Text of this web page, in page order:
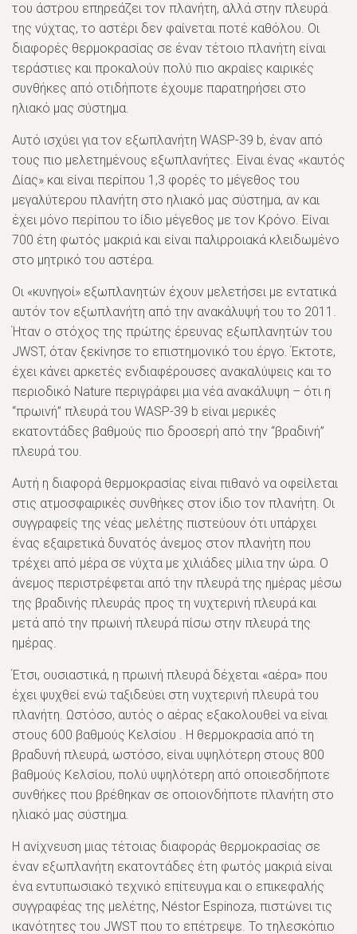
του άστρου επηρεάζει τον πλανήτη, αλλά στην πλευρά
της νύχτας, το αστέρι δεν φαίνεται ποτέ καθόλου. Οι
διαφορές θερμοκρασίας σε έναν τέτοιο πλανήτη είναι
τεράστιες και προκαλούν πολύ πιο ακραίες καιρικές
συνθήκες από οτιδήποτε έχουμε παρατηρήσει στο
ηλιακό μας σύστημα.
Αυτό ισχύει για τον εξωπλανήτη WASP-39 b, έναν από
τους πιο μελετημένους εξωπλανήτες. Είναι ένας «καυτός
Δίας» και είναι περίπου 1,3 φορές το μέγεθος του
μεγαλύτερου πλανήτη στο ηλιακό μας σύστημα, αν και
έχει μόνο περίπου το ίδιο μέγεθος με τον Κρόνο. Είναι
700 έτη φωτός μακριά και είναι παλιρροιακά κλειδωμένο
στο μητρικό του αστέρα.
Οι «κυνηγοί» εξωπλανητών έχουν μελετήσει με εντατικά
αυτόν τον εξωπλανήτη από την ανακάλυψή του το 2011.
Ήταν ο στόχος της πρώτης έρευνας εξωπλανητών του
JWST, όταν ξεκίνησε το επιστημονικό του έργο. Έκτοτε,
έχει κάνει αρκετές ενδιαφέρουσες ανακαλύψεις και το
περιοδικό Nature περιγράφει μια νέα ανακάλυψη – ότι η
“πρωινή” πλευρά του WASP-39 b είναι μερικές
εκατοντάδες βαθμούς πιο δροσερή από την “βραδινή”
πλευρά του.
Αυτή η διαφορά θερμοκρασίας είναι πιθανό να οφείλεται
στις ατμοσφαιρικές συνθήκες στον ίδιο τον πλανήτη. Οι
συγγραφείς της νέας μελέτης πιστεύουν ότι υπάρχει
ένας εξαιρετικά δυνατός άνεμος στον πλανήτη που
τρέχει από μέρα σε νύχτα με χιλιάδες μίλια την ώρα. Ο
άνεμος περιστρέφεται από την πλευρά της ημέρας μέσω
της βραδινής πλευράς προς τη νυχτερινή πλευρά και
μετά από την πρωινή πλευρά πίσω στην πλευρά της
ημέρας.
Έτσι, ουσιαστικά, η πρωινή πλευρά δέχεται «αέρα» που
έχει ψυχθεί ενώ ταξιδεύει στη νυχτερινή πλευρά του
πλανήτη. Ωστόσο, αυτός ο αέρας εξακολουθεί να είναι
στους 600 βαθμούς Κελσίου . Η θερμοκρασία από τη
βραδυνή πλευρά, ωστόσο, είναι υψηλότερη στους 800
βαθμούς Κελσίου, πολύ υψηλότερη από οποιεσδήποτε
συνθήκες που βρέθηκαν σε οποιονδήποτε πλανήτη στο
ηλιακό μας σύστημα.
Η ανίχνευση μιας τέτοιας διαφοράς θερμοκρασίας σε
έναν εξωπλανήτη εκατοντάδες έτη φωτός μακριά είναι
ένα εντυπωσιακό τεχνικό επίτευγμα και ο επικεφαλής
συγγραφέας της μελέτης, Néstor Espinoza, πιστώνει τις
ικανότητες του JWST που το επέτρεψε. Το τηλεσκόπιο